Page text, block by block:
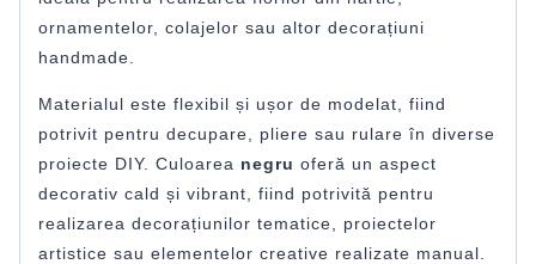
ornamentelor, colajelor sau altor decorațiuni
handmade.
Materialul este flexibil și ușor de modelat, fiind
potrivit pentru decupare, pliere sau rulare în diverse
proiecte DIY. Culoarea negru oferă un aspect
decorativ cald și vibrant, fiind potrivită pentru
realizarea decorațiunilor tematice, proiectelor
artistice sau elementelor creative realizate manual.